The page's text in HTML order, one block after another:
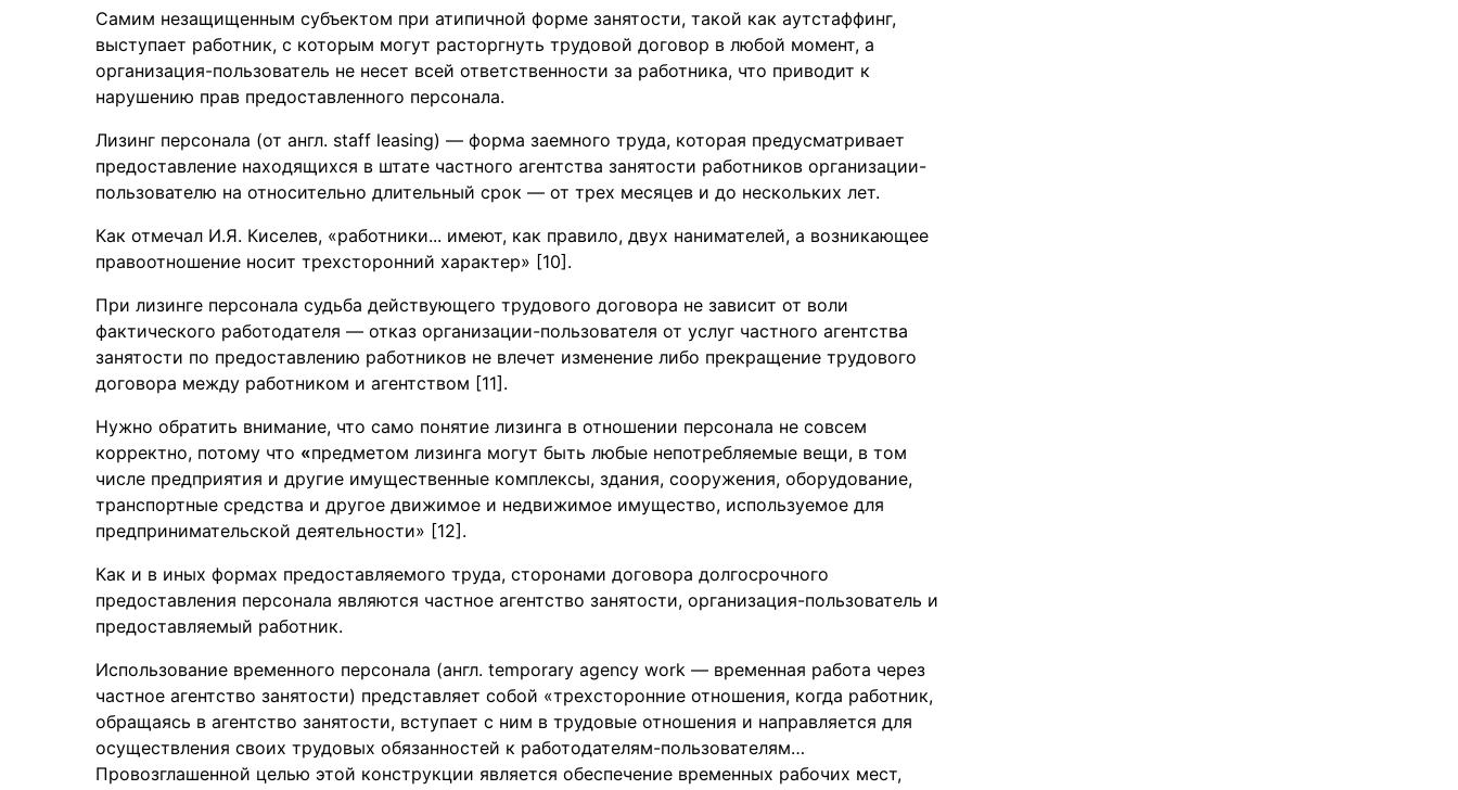
Самим незащищенным субъектом при атипичной форме занятости, такой как аутстаффинг,
выступает работник, с которым могут расторгнуть трудовой договор в любой момент, а
организация-пользователь не несет всей ответственности за работника, что приводит к
нарушению прав предоставленного персонала.
Лизинг персонала (от англ. staff leasing) — форма заемного труда, которая предусматривает
предоставление находящихся в штате частного агентства занятости работников организации-
пользователю на относительно длительный срок — от трех месяцев и до нескольких лет.
Как отмечал И.Я. Киселев, «работники... имеют, как правило, двух нанимателей, а возникающее
правоотношение носит трехсторонний характер» [10].
При лизинге персонала судьба действующего трудового договора не зависит от воли
фактического работодателя — отказ организации-пользователя от услуг частного агентства
занятости по предоставлению работников не влечет изменение либо прекращение трудового
договора между работником и агентством [11].
Нужно обратить внимание, что само понятие лизинга в отношении персонала не совсем
корректно, потому что «предметом лизинга могут быть любые непотребляемые вещи, в том
числе предприятия и другие имущественные комплексы, здания, сооружения, оборудование,
транспортные средства и другое движимое и недвижимое имущество, используемое для
предпринимательской деятельности» [12].
Как и в иных формах предоставляемого труда, сторонами договора долгосрочного
предоставления персонала являются частное агентство занятости, организация-пользователь и
предоставляемый работник.
Использование временного персонала (англ. temporary agency work — временная работа через
частное агентство занятости) представляет собой «трехсторонние отношения, когда работник,
обращаясь в агентство занятости, вступает с ним в трудовые отношения и направляется для
осуществления своих трудовых обязанностей к работодателям-пользователям…
Провозглашенной целью этой конструкции является обеспечение временных рабочих мест,